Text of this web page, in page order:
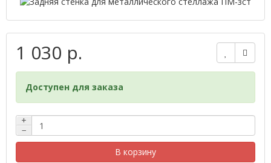
1 030 р.
Доступен для заказа
+
−
В корзину